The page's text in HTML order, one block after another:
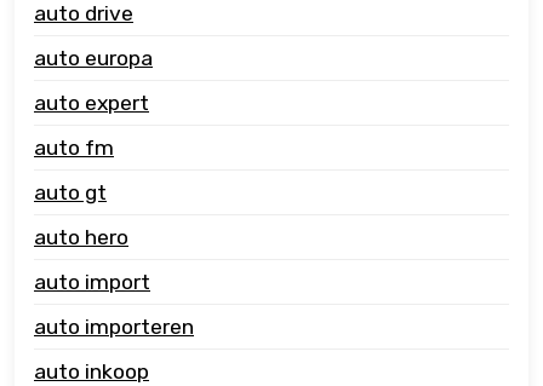
auto drive
auto europa
auto expert
auto fm
auto gt
auto hero
auto import
auto importeren
auto inkoop